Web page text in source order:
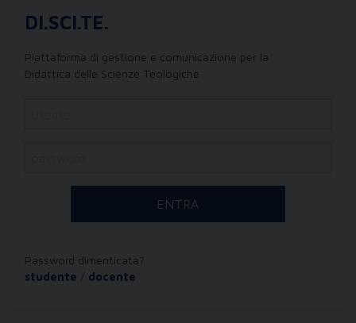
DI.SCI.TE.
Piattaforma di gestione e comunicazione per la
Didattica delle Scienze Teologiche
Password dimenticata?
studente / docente